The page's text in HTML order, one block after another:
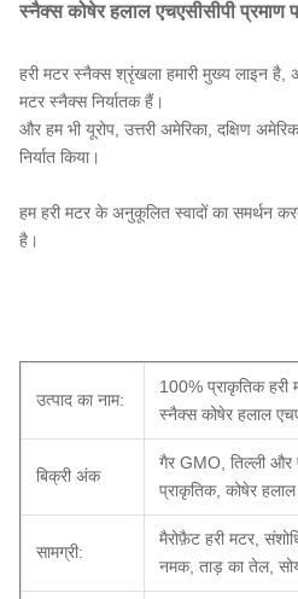
स्नैक्स कोषेर हलाल एचएसीसीपी प्रमाण
हरी मटर स्नैक्स श्रृंखला हमारी मुख्य लाइन है,
मटर स्नैक्स निर्यातक हैं।
और हम भी यूरोप, उत्तरी अमेरिका, दक्षिण
निर्यात किया।
हम हरी मटर के अनुकूलित स्वादों का समर्थन
है।
उत्पाद का नाम:
100% प्राकृतिक हरी
स्नैक्स कोषेर हलाल
बिक्री अंक
गैर GMO, तिल्ली
प्राकृतिक, कोषेर
सामग्री:
मैरोफ़ैट हरी मटर,
नमक, ताड़ का तेल,